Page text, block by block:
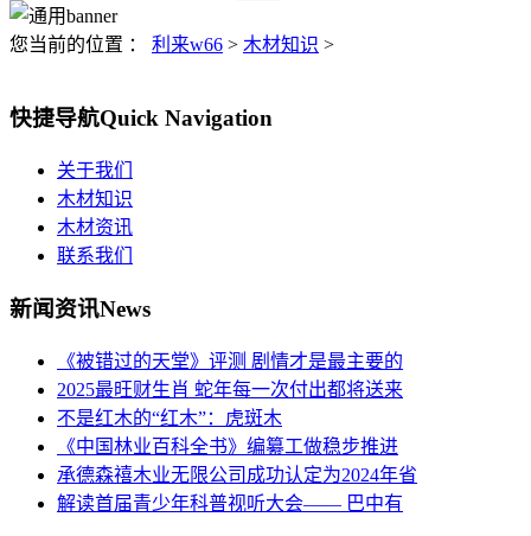
您当前的位置 ： 利来w66 > 木材知识 >
快捷导航Quick Navigation
关于我们
木材知识
木材资讯
联系我们
新闻资讯News
《被错过的天堂》评测 剧情才是最主要的
2025最旺财生肖 蛇年每一次付出都将送来
不是红木的“红木”：虎斑木
《中国林业百科全书》编纂工做稳步推进
承德森禧木业无限公司成功认定为2024年省
解读首届青少年科普视听大会—— 巴中有